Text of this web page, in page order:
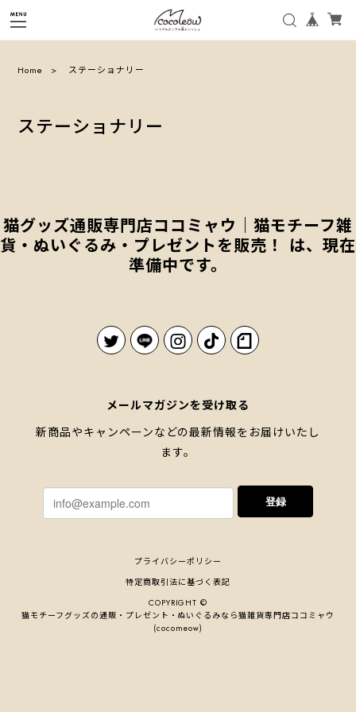
Home ステーショナリー
ステーショナリー
猫グッズ通販専門店ココミャウ｜猫モチーフ雑
貨・ぬいぐるみ・プレゼントを販売！ は、現在
準備中です。
メールマガジンを受け取る
新商品やキャンペーンなどの最新情報をお届けいたし
ます。
登録
プライバシーポリシー
特定商取引法に基づく表記
COPYRIGHT ©
猫モチーフグッズの通販・プレゼント・ぬいぐるみなら猫雑貨専⾨店ココミャウ
(cocomeow)